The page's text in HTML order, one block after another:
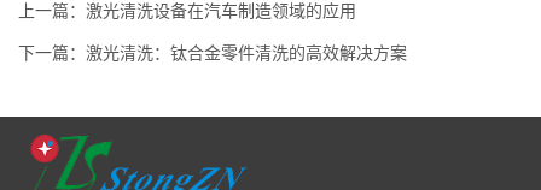
上一篇：激光清洗设备在汽车制造领域的应用
下一篇：激光清洗：钛合金零件清洗的高效解决方案